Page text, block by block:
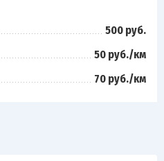
500 руб.
50 руб./км
70 руб./км